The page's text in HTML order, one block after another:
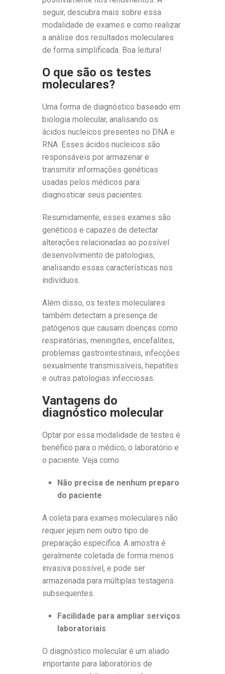
seguir, descubra mais sobre essa
modalidade de exames e como realizar
a análise dos resultados moleculares
de forma simplificada. Boa leitura!
O que são os testes
moleculares?
Uma forma de diagnóstico baseado em
biologia molecular, analisando os
ácidos nucleicos presentes no DNA e
RNA. Esses ácidos nucleicos são
responsáveis por armazenar e
transmitir informações genéticas
usadas pelos médicos para
diagnosticar seus pacientes.
Resumidamente, esses exames são
genéticos e capazes de detectar
alterações relacionadas ao possível
desenvolvimento de patologias,
analisando essas características nos
indivíduos.
Além disso, os testes moleculares
também detectam a presença de
patógenos que causam doenças como
respiratórias, meningites, encefalites,
problemas gastrointestinais, infecções
sexualmente transmissíveis, hepatites
e outras patologias infecciosas.
Vantagens do
diagnóstico molecular
Optar por essa modalidade de testes é
benéfico para o médico, o laboratório e
o paciente. Veja como:
Não precisa de nenhum preparo
do paciente
A coleta para exames moleculares não
requer jejum nem outro tipo de
preparação específica. A amostra é
geralmente coletada de forma menos
invasiva possível, e pode ser
armazenada para múltiplas testagens
subsequentes.
Facilidade para ampliar serviços
laboratoriais
O diagnóstico molecular é um aliado
importante para laboratórios de